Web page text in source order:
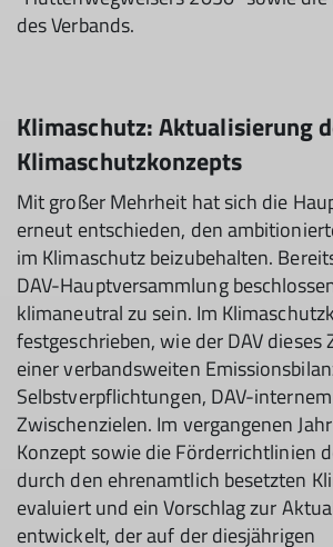
des Verbands.
Klimaschutz: Aktualisierung
Klimaschutzkonzepts
Mit großer Mehrheit hat sich die
erneut entschieden, den
im Klimaschutz beizubehalten.
DAV-Hauptversammlung
klimaneutral zu sein. Im
festgeschrieben, wie der DAV dieses
einer verbandsweiten
Selbstverpflichtungen, DAV-
Zwischenzielen. Im vergangenen
Konzept sowie die Förderrichtlinien
durch den ehrenamtlich besetzten
evaluiert und ein Vorschlag zur
entwickelt, der auf der diesjährigen